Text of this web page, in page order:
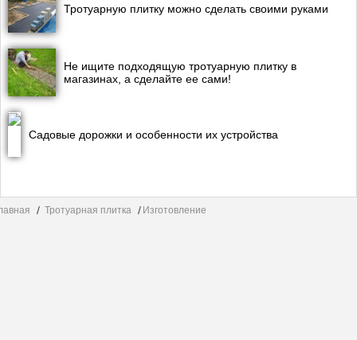
Тротуарную плитку можно сделать своими руками
Не ищите подходящую тротуарную плитку в
магазинах, а сделайте ее сами!
Садовые дорожки и особенности их устройства
Тротуарная плитка Изготовление